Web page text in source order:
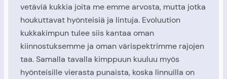
vetäviä kukkia joita me emme arvosta, mutta jotka
houkuttavat hyönteisiä ja lintuja. Evoluution
kukkakimpun tulee siis kantaa oman
kiinnostuksemme ja oman värispektrimme rajojen
taa. Samalla tavalla kimppuun kuuluu myös
hyönteisille vierasta punaista, koska linnuilla on